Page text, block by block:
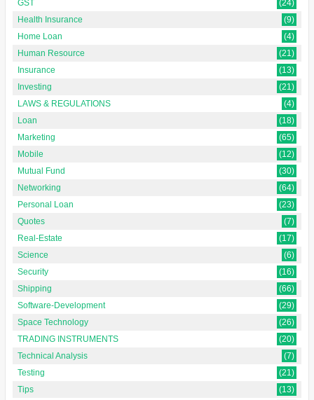
GST
(24)
Health Insurance
(9)
Home Loan
(4)
Human Resource
(21)
Insurance
(13)
Investing
(21)
LAWS & REGULATIONS
(4)
Loan
(18)
Marketing
(65)
Mobile
(12)
Mutual Fund
(30)
Networking
(64)
Personal Loan
(23)
Quotes
(7)
Real-Estate
(17)
Science
(6)
Security
(16)
Shipping
(66)
Software-Development
(29)
Space Technology
(26)
TRADING INSTRUMENTS
(20)
Technical Analysis
(7)
Testing
(21)
Tips
(13)